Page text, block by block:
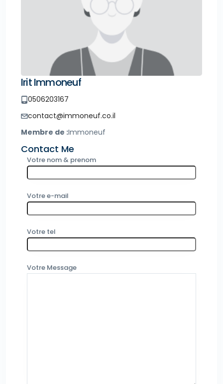
Irit Immoneuf
0506203167
contact@immoneuf.co.il
Membre de :Immoneuf
Contact Me
Votre nom & prenom
Votre e-mail
Votre tel
Votre Message